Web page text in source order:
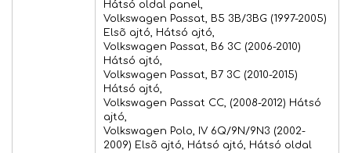
Hátsó oldal panel,
Volkswagen Passat, B5 3B/3BG (1997-2005)
Elsõ ajtó, Hátsó ajtó,
Volkswagen Passat, B6 3C (2006-2010)
Hátsó ajtó,
Volkswagen Passat, B7 3C (2010-2015)
Hátsó ajtó,
Volkswagen Passat CC, (2008-2012) Hátsó
ajtó,
Volkswagen Polo, IV 6Q/9N/9N3 (2002-
2009) Elsõ ajtó, Hátsó ajtó, Hátsó oldal